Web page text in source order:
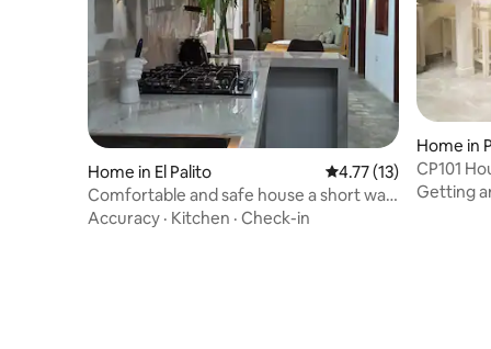
Home in El Palito 4.77 out of 5 average
4.77 (13)
Comfortable and safe house a short walk
from the sea
Accuracy · Kitchen · Check-in
Home in
CP101
Juventud
Getting